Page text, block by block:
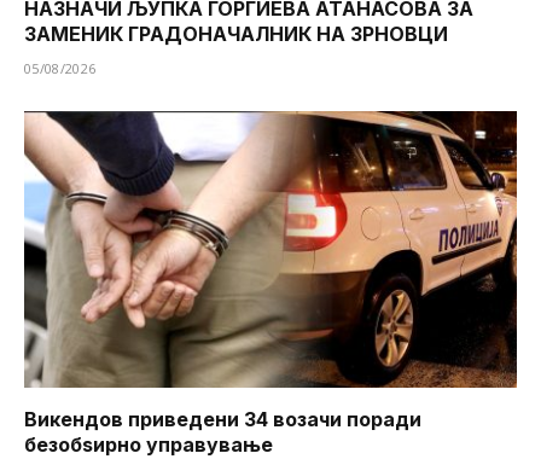
НАЗНАЧИ ЉУПКА ЃОРГИЕВА АТАНАСОВА ЗА
ЗАМЕНИК ГРАДОНАЧАЛНИК НА ЗРНОВЦИ
05/08/2026
Викендов приведени 34 возачи поради
безобѕирно управување